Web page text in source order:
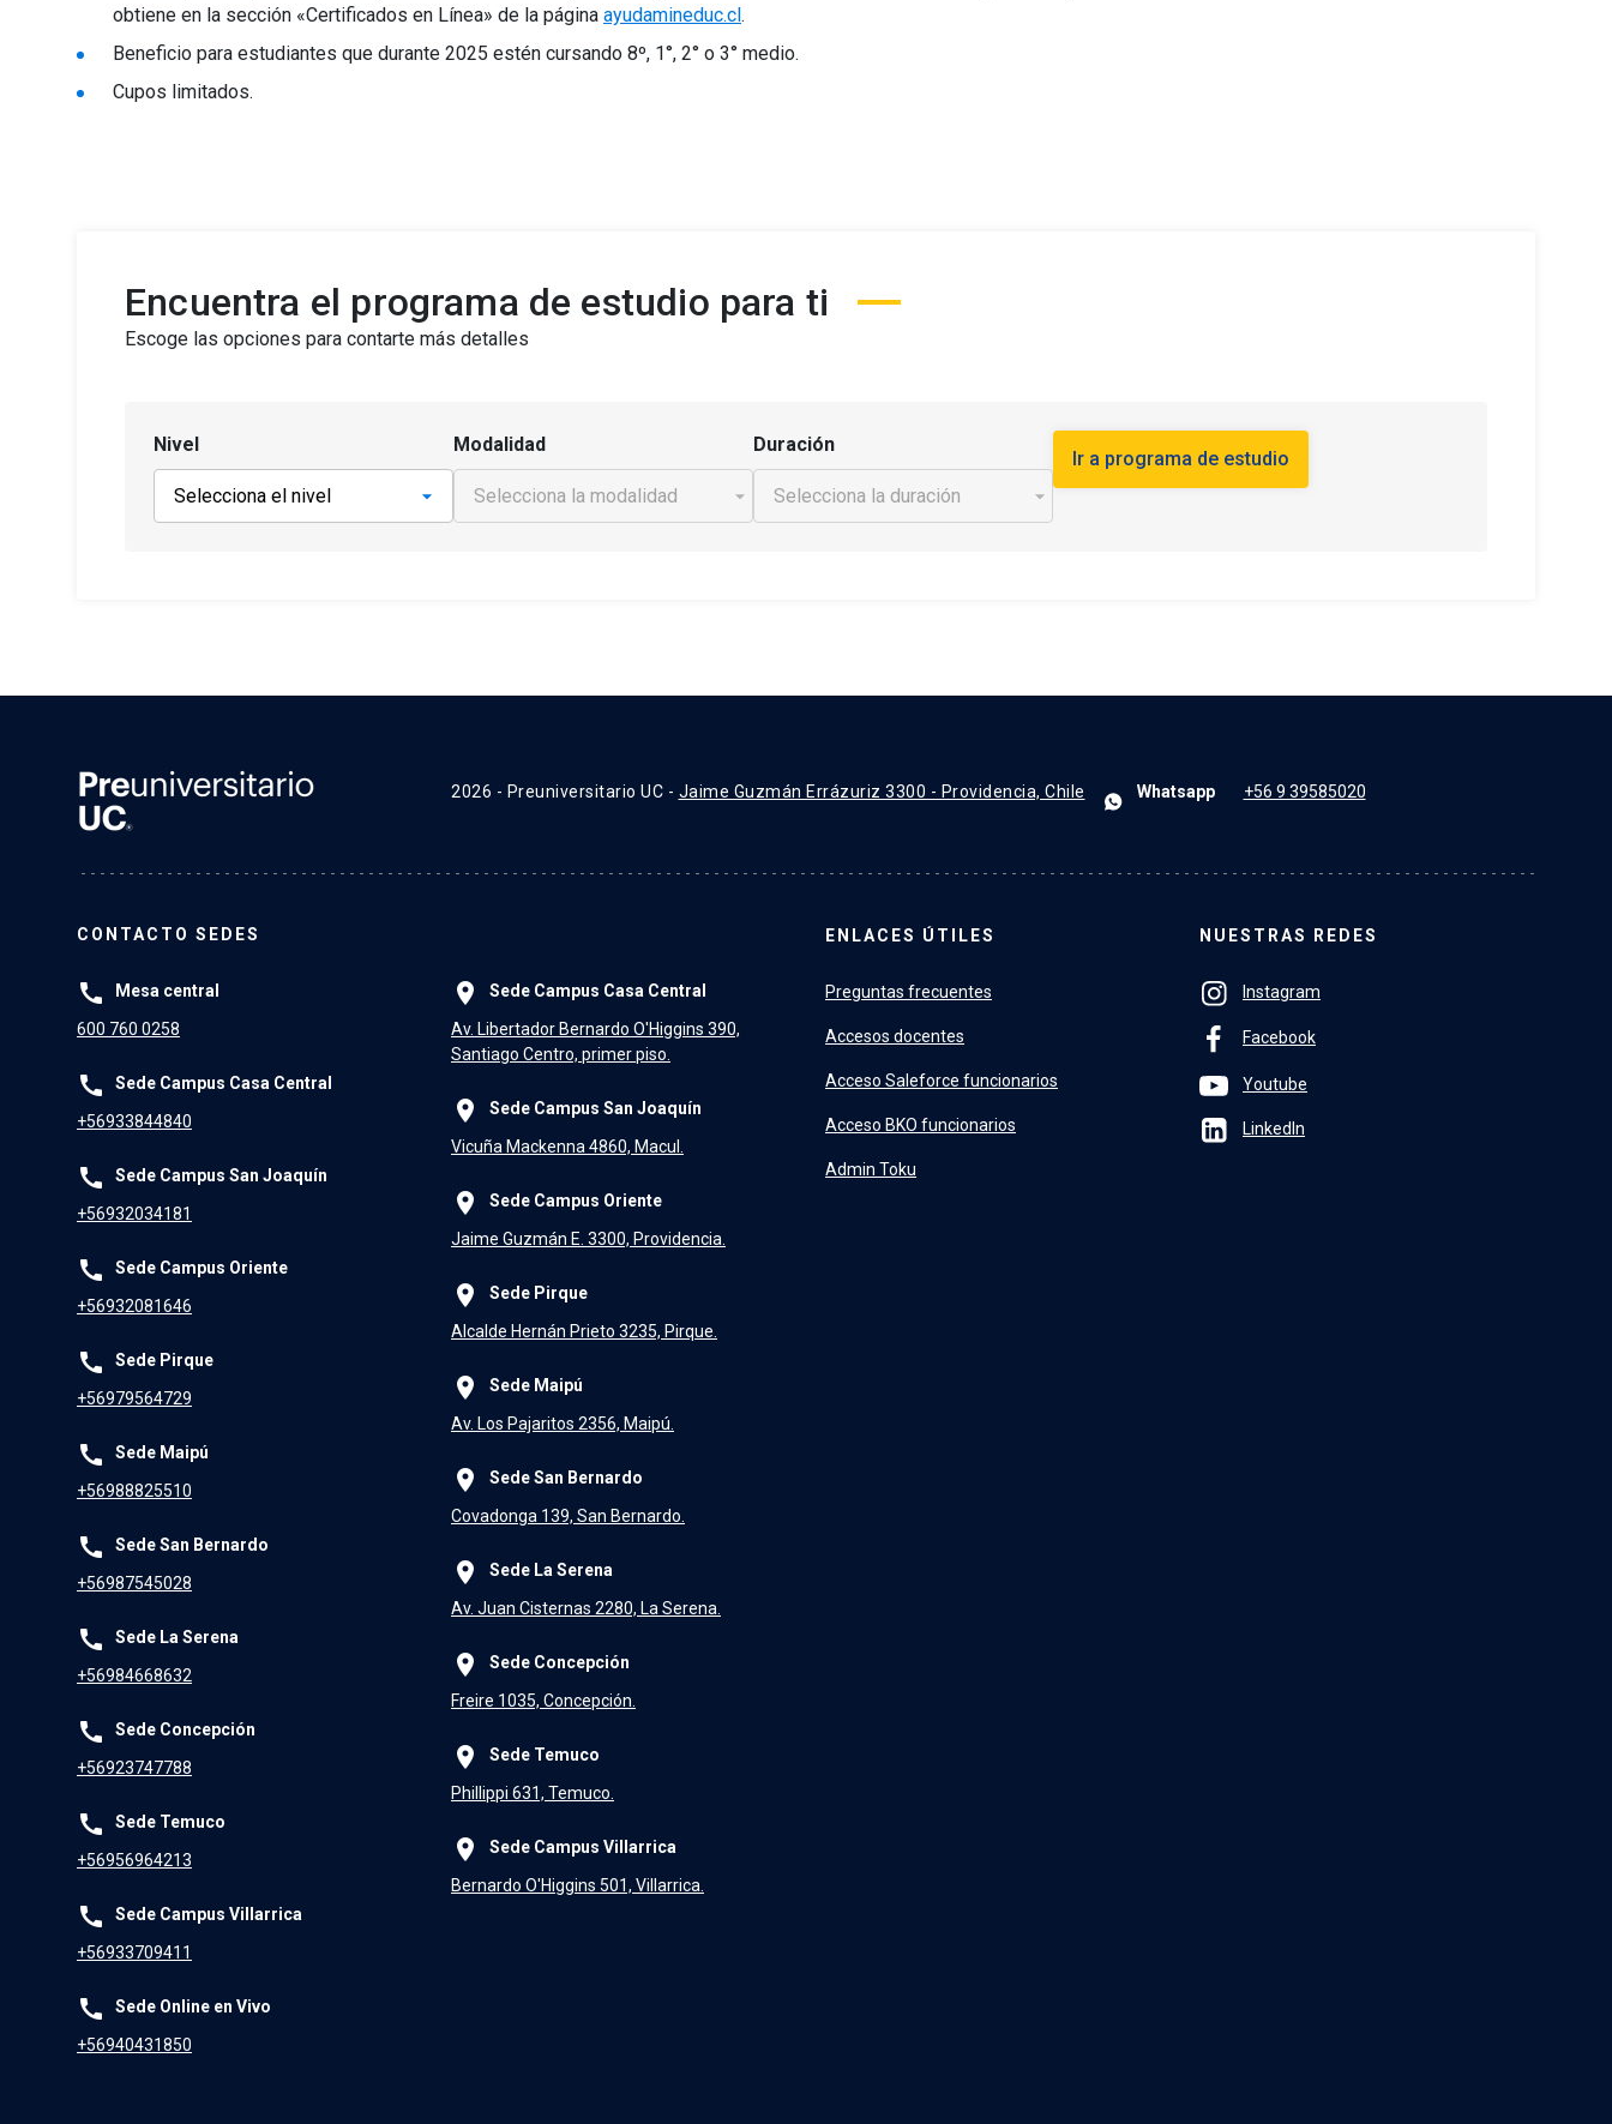
obtiene en la sección «Certificados en Línea» de la página ayudamineduc.cl .
Beneficio para estudiantes que durante 2025 estén cursando 8º, 1°, 2° o 3° medio.
Cupos limitados.
Encuentra el programa de estudio para ti
Escoge las opciones para contarte más detalles
Nivel Modalidad Duración
2026 - Preuniversitario UC - Jaime Guzmán Errázuriz 3300 - Providencia, Chile Whatsapp +56 9 39585020
CONTACTO SEDES
call
Mesa central
600 760 0258
call
Sede Campus Casa Central
+56933844840
call
Sede Campus San Joaquín
+56932034181
call
Sede Campus Oriente
+56932081646
call
Sede Pirque
+56979564729
call
Sede Maipú
+56988825510
call
Sede San Bernardo
+56987545028
call
Sede La Serena
+56984668632
call
Sede Concepción
+56923747788
call
Sede Temuco
+56956964213
call
Sede Campus Villarrica
+56933709411
call
Sede Online en Vivo
+56940431850
place
Sede Campus Casa Central
Av. Libertador Bernardo O'Higgins 390,
Santiago Centro, primer piso.
place
Sede Campus San Joaquín
Vicuña Mackenna 4860, Macul.
place
Sede Campus Oriente
Jaime Guzmán E. 3300, Providencia.
place
Sede Pirque
Alcalde Hernán Prieto 3235, Pirque.
place
Sede Maipú
Av. Los Pajaritos 2356, Maipú.
place
Sede San Bernardo
Covadonga 139, San Bernardo.
place
Sede La Serena
Av. Juan Cisternas 2280, La Serena.
place
Sede Concepción
Freire 1035, Concepción.
place
Sede Temuco
Phillippi 631, Temuco.
place
Sede Campus Villarrica
Bernardo O'Higgins 501, Villarrica.
ENLACES ÚTILES
Preguntas frecuentes
Accesos docentes
Acceso Saleforce funcionarios
Acceso BKO funcionarios
Admin Toku
NUESTRAS REDES
Instagram
Facebook
Youtube
LinkedIn